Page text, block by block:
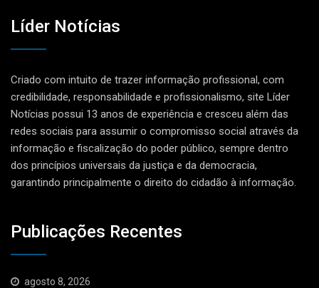
Líder Notícias
Criado com intuito de trazer informação profissional, com
credibilidade, responsabilidade e profissionalismo, site Líder
Notícias possui 13 anos de experiência e cresceu além das
redes sociais para assumir o compromisso social através da
informação e fiscalização do poder público, sempre dentro
dos princípios universais da justiça e da democracia,
garantindo principalmente o direito do cidadão à informação.
Publicações Recentes
agosto 8, 2026